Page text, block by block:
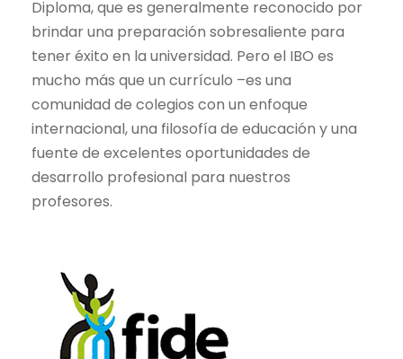
Diploma, que es generalmente reconocido por
brindar una preparación sobresaliente para
tener éxito en la universidad. Pero el IBO es
mucho más que un currículo –es una
comunidad de colegios con un enfoque
internacional, una filosofía de educación y una
fuente de excelentes oportunidades de
desarrollo profesional para nuestros
profesores.